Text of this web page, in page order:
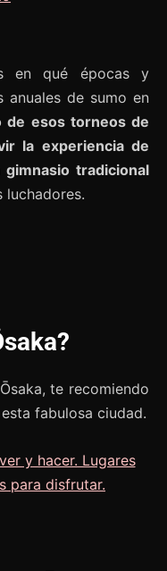
en qué épocas y
anuales de sumo en
de esos torneos de
la experiencia de
gimnasio tradicional
luchadores.
te recomiendo
fabulosa ciudad.